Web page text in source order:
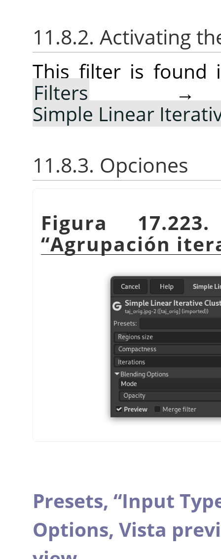
11.8.2. Activating
This filter is found
Filters
Simple Linear
11.8.3. Opciones
Figura
“Agrupación
Presets, “Input
Options, Vista